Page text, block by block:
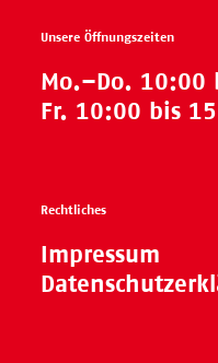
Unsere Öffnungszeiten
Mo.–Do. 10:00
Fr. 10:00 bis
Rechtliches
Impressum